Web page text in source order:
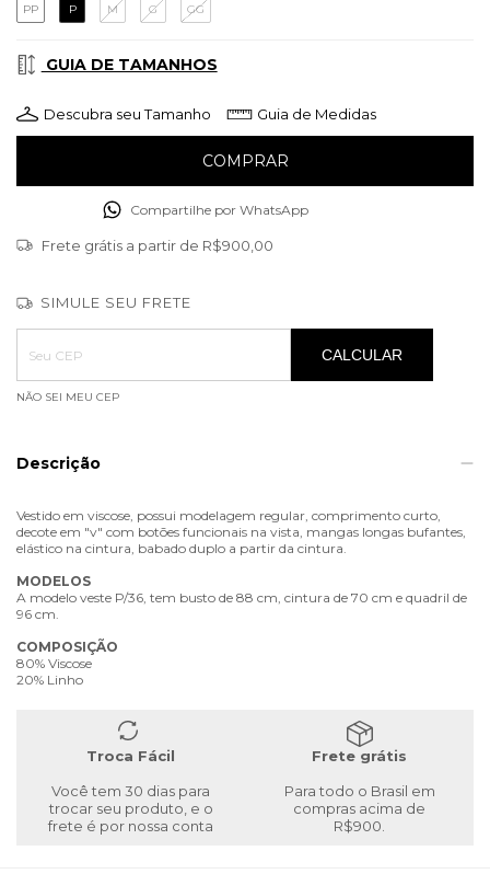
PP P M G GG
GUIA DE TAMANHOS
Descubra seu Tamanho Guia de Medidas
Compartilhe por WhatsApp
Frete grátis a partir de R$900,00
SIMULE SEU FRETE
Entregas para o CEP:
ALTERAR CEP
CALCULAR
NÃO SEI MEU CEP
Descrição
Vestido em viscose, possui modelagem regular, comprimento curto,
decote em "v" com botões funcionais na vista, mangas longas bufantes,
elástico na cintura, babado duplo a partir da cintura.
MODELOS
A modelo veste P/36, tem busto de 88 cm, cintura de 70 cm e quadril de
96 cm.
COMPOSIÇÃO
80% Viscose
20% Linho
Troca Fácil
Você tem 30 dias para
trocar seu produto, e o
frete é por nossa conta
Frete grátis
Para todo o Brasil em
compras acima de
R$900.